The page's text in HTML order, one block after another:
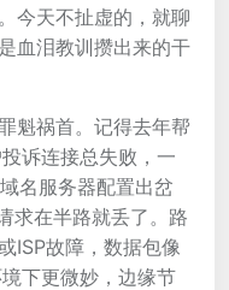
今天不扯虚的，就聊
血泪教训攒出来的干
魁祸首。记得去年帮
诉连接总失败，一
名服务器配置出岔
求在半路就丢了。路
ISP故障，数据包像
下更微妙，边缘节